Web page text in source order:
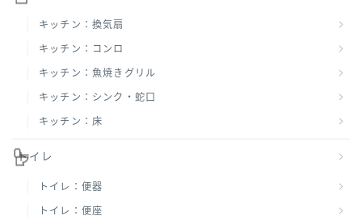
キッチン：換気扇
キッチン：コンロ
キッチン：魚焼きグリル
キッチン：シンク・蛇口
キッチン：床
トイレ
トイレ：便器
トイレ：便座